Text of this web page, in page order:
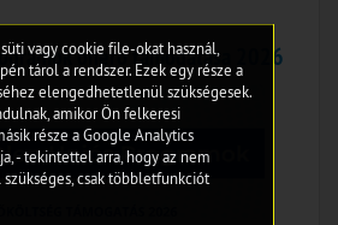
önerő támogatása 2026
vagy cookie file-okat használ,
tárol a rendszer. Ezek egy része a
elengedhetetlenül szükségesek.
amikor Ön felkeresi
része a Google Analytics
- tekintettel arra, hogy az nem
csak többletfunkciót